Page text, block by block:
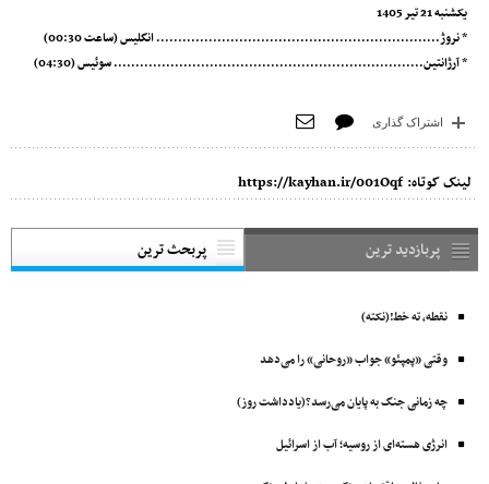
یکشنبه 21 تیر 1405
* نروژ................................................................. انگلیس (ساعت 00:30)
* آرژانتین....................................................................... سوئیس (04:30)
اشتراک گذاری
لینک کوتاه: https://kayhan.ir/001Oqf
پربازدید ترین پربحث ترین
نقطه، ته خط!(نکته)
وقتی «پمپئو» جواب «روحانی» را می‌دهد
چه زمانی جنگ به پایان می‌رسد؟(یادداشت روز)
انرژی هسته‌ای از روسیه؛ آب از اسرائیل